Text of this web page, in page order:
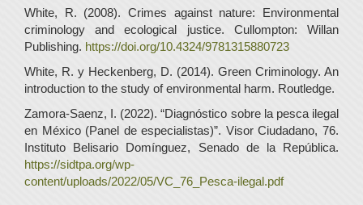
White, R. (2008). Crimes against nature: Environmental
criminology and ecological justice. Cullompton: Willan
Publishing. https://doi.org/10.4324/9781315880723
White, R. y Heckenberg, D. (2014). Green Criminology. An
introduction to the study of environmental harm. Routledge.
Zamora-Saenz, I. (2022). “Diagnóstico sobre la pesca ilegal
en México (Panel de especialistas)”. Visor Ciudadano, 76.
Instituto Belisario Domínguez, Senado de la República.
https://sidtpa.org/wp-
content/uploads/2022/05/VC_76_Pesca-ilegal.pdf